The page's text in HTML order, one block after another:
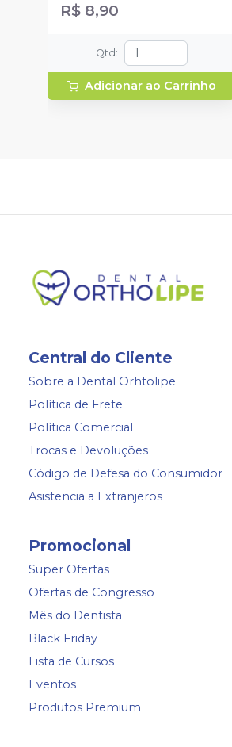
R$ 8,90
Qtd :
Adicionar ao Carrinho
Central do Cliente
Sobre a Dental Orhtolipe
Política de Frete
Política Comercial
Trocas e Devoluções
Código de Defesa do Consumidor
Asistencia a Extranjeros
Promocional
Super Ofertas
Ofertas de Congresso
Mês do Dentista
Black Friday
Lista de Cursos
Eventos
Produtos Premium